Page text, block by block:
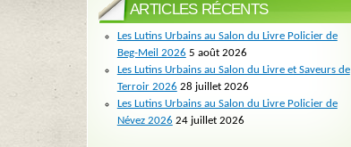
ARTICLES RÉCENTS
Les Lutins Urbains au Salon du Livre Policier de
Beg-Meil 2026 5 août 2026
Les Lutins Urbains au Salon du Livre et Saveurs de
Terroir 2026 28 juillet 2026
Les Lutins Urbains au Salon du Livre Policier de
Névez 2026 24 juillet 2026